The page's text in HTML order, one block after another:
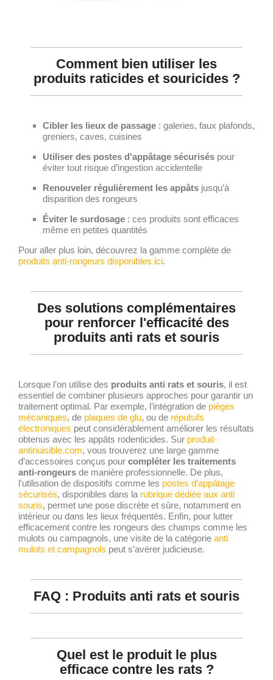
Comment bien utiliser les
produits raticides et souricides ?
Cibler les lieux de passage : galeries, faux plafonds,
greniers, caves, cuisines
Utiliser des postes d'appâtage sécurisés pour
éviter tout risque d’ingestion accidentelle
Renouveler régulièrement les appâts jusqu’à
disparition des rongeurs
Éviter le surdosage : ces produits sont efficaces
même en petites quantités
Pour aller plus loin, découvrez la gamme complète de
produits anti-rongeurs disponibles ici.
Des solutions complémentaires
pour renforcer l'efficacité des
produits anti rats et souris
Lorsque l’on utilise des produits anti rats et souris, il est
essentiel de combiner plusieurs approches pour garantir un
traitement optimal. Par exemple, l’intégration de pièges
mécaniques, de plaques de glu, ou de répulsifs
électroniques peut considérablement améliorer les résultats
obtenus avec les appâts rodenticides. Sur produit-
antinuisible.com, vous trouverez une large gamme
d’accessoires conçus pour compléter les traitements
anti-rongeurs de manière professionnelle. De plus,
l'utilisation de dispositifs comme les postes d’appâtage
sécurisés, disponibles dans la rubrique dédiée aux anti
souris, permet une pose discrète et sûre, notamment en
intérieur ou dans les lieux fréquentés. Enfin, pour lutter
efficacement contre les rongeurs des champs comme les
mulots ou campagnols, une visite de la catégorie anti
mulots et campagnols peut s’avérer judicieuse.
FAQ : Produits anti rats et souris
Quel est le produit le plus
efficace contre les rats ?